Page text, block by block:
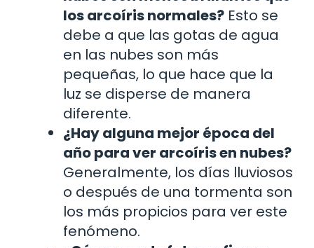
los arcoíris normales? Esto se
debe a que las gotas de agua
en las nubes son más
pequeñas, lo que hace que la
luz se disperse de manera
diferente.
¿Hay alguna mejor época del
año para ver arcoíris en nubes?
Generalmente, los días lluviosos
o después de una tormenta son
los más propicios para ver este
fenómeno.